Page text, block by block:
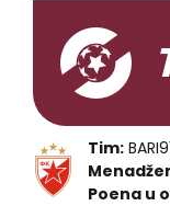
Tim:
Poena u